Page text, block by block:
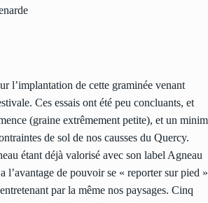
l’implantation de cette graminée venant
Ces essais ont été peu concluants, et
(graine extrêmement petite), et un
de sol de nos causses du Quercy.
étant déjà valorisé avec son label Agneau
de pouvoir se « reporter sur pied
par la même nos paysages. Cinq